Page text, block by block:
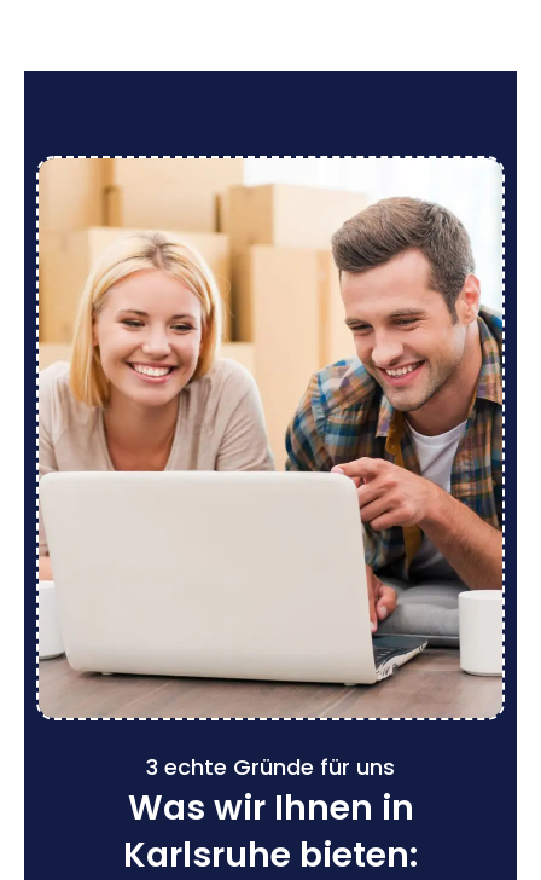
3 echte Gründe für uns
Was wir Ihnen in
Karlsruhe bieten: